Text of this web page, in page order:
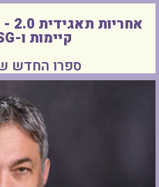
קיימות ו-ESG לעסקים
ספרו החדש